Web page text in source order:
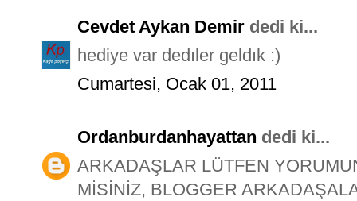
Cevdet Aykan Demir dedi ki...
hediye var dedıler geldık :)
Cumartesi, Ocak 01, 2011
Ordanburdanhayattan dedi ki...
ARKADAŞLAR LÜTFEN
MİSİNİZ, BLOGGER